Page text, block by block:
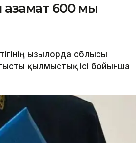
600 мың
Қызылорда облысы
қылмыстық ісі бойынша